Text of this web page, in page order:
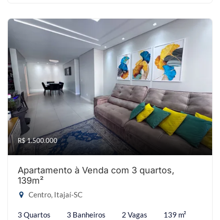
R$ 1.500.000
Apartamento à Venda com 3 quartos,
139m²
Centro, Itajaí-SC
3 Quartos 3 Banheiros 2 Vagas 139 m²